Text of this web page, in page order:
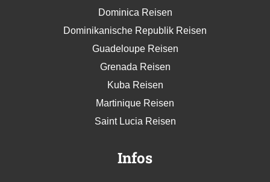
Dominica Reisen
Dominikanische Republik Reisen
Guadeloupe Reisen
Grenada Reisen
Kuba Reisen
Martinique Reisen
Saint Lucia Reisen
Infos